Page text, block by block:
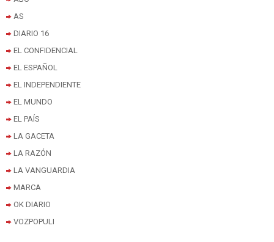
AS
DIARIO 16
EL CONFIDENCIAL
EL ESPAÑOL
EL INDEPENDIENTE
EL MUNDO
EL PAÍS
LA GACETA
LA RAZÓN
LA VANGUARDIA
MARCA
OK DIARIO
VOZPOPULI